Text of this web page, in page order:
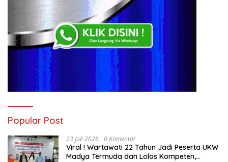
Popular Post
23 Juli 2026 0 Komentar
Viral ! Wartawati 22 Tahun Jadi Peserta UKW
Madya Termuda dan Lolos Kompeten,